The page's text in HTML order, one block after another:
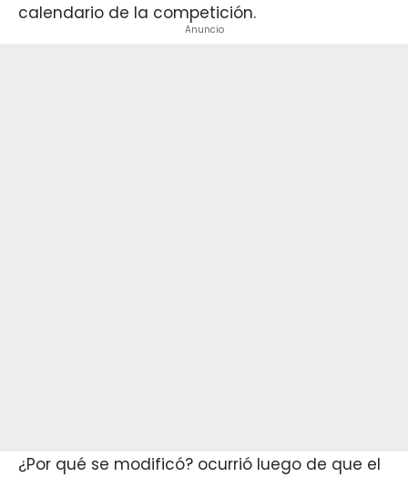
calendario de la competición.
Anuncio
¿Por qué se modificó? ocurrió luego de que el